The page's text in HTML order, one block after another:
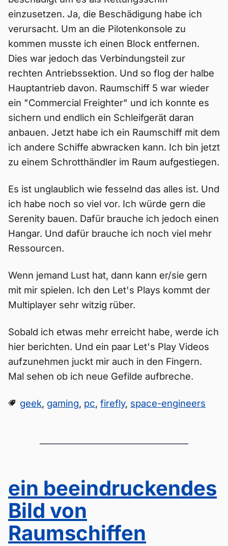
einzusetzen. Ja, die Beschädigung habe ich
verursacht. Um an die Pilotenkonsole zu
kommen musste ich einen Block entfernen.
Dies war jedoch das Verbindungsteil zur
rechten Antriebssektion. Und so flog der halbe
Hauptantrieb davon. Raumschiff 5 war wieder
ein "Commercial Freighter" und ich konnte es
sichern und endlich ein Schleifgerät daran
anbauen. Jetzt habe ich ein Raumschiff mit dem
ich andere Schiffe abwracken kann. Ich bin jetzt
zu einem Schrotthändler im Raum aufgestiegen.
Es ist unglaublich wie fesselnd das alles ist. Und
ich habe noch so viel vor. Ich würde gern die
Serenity bauen. Dafür brauche ich jedoch einen
Hangar. Und dafür brauche ich noch viel mehr
Ressourcen.
Wenn jemand Lust hat, dann kann er/sie gern
mit mir spielen. Ich den Let's Plays kommt der
Multiplayer sehr witzig rüber.
Sobald ich etwas mehr erreicht habe, werde ich
hier berichten. Und ein paar Let's Play Videos
aufzunehmen juckt mir auch in den Fingern.
Mal sehen ob ich neue Gefilde aufbreche.
geek, gaming, pc,firefly, space-engineers
ein beeindruckendes
Bild von
Raumschiffen